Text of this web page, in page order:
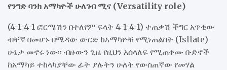
የንግድ ባንክ አማካዮች ሁለገብ ሚና (Versatility role)
(4-1-4-1 ፎርሜሽን በተለየም ፍላት 4-1-4-1) ተጠቃሽ ችግር አጥቂው
ብቸኛ በመሆኑ በሜዳው ውርድ ከአማካዮቹ የሚነጠልበት (Isllate)
ሁኔታ መኖሩ ነው፡፡ ብዙውን ጊዜ የዚህን አሰላለፍ የሚጠቀሙ ቡድኖች
ከአማካይ ተከላካያቸው ፊት ያሉትን ሁለት የውስጠኛው የመሃል